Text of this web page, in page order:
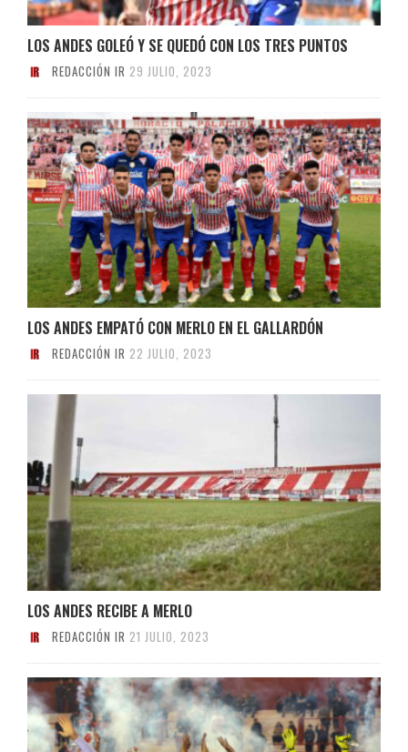
LOS ANDES GOLEÓ Y SE QUEDÓ CON LOS TRES PUNTOS
REDACCIÓN IR 29 JULIO, 2023
LOS ANDES EMPATÓ CON MERLO EN EL GALLARDÓN
REDACCIÓN IR 22 JULIO, 2023
LOS ANDES RECIBE A MERLO
REDACCIÓN IR 21 JULIO, 2023